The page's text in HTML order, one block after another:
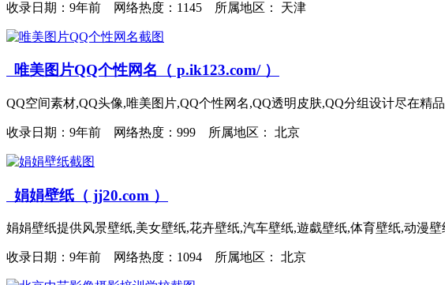
收录日期： 9年前 网络热度：1145 所属地区： 天津
唯美图片QQ个性网名（ p.ik123.com/ ）
QQ空间素材,QQ头像,唯美图片,QQ个性网名,QQ透明皮肤,QQ分组设计尽在精
收录日期： 9年前 网络热度：999 所属地区： 北京
娟娟壁纸（ jj20.com ）
娟娟壁纸提供风景壁纸,美女壁纸,花卉壁纸,汽车壁纸,遊戱壁纸,体育壁纸,动漫
收录日期： 9年前 网络热度：1094 所属地区： 北京